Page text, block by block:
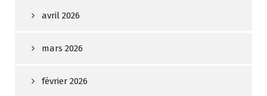
avril 2026
mars 2026
février 2026